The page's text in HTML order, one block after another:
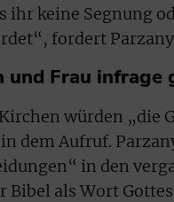
ihr keine Segnung
fordert
und Frau infrage
würden „die
dem Aufruf.
in den
Bibel als Wort